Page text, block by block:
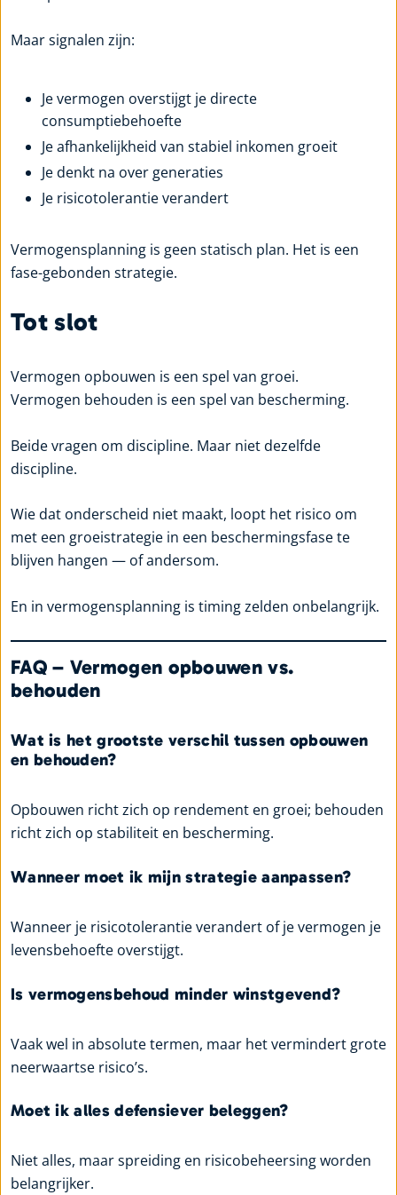
Maar signalen zijn:
Je vermogen overstijgt je directe
consumptiebehoefte
Je afhankelijkheid van stabiel inkomen groeit
Je denkt na over generaties
Je risicotolerantie verandert
Vermogensplanning is geen statisch plan. Het is een
fase-gebonden strategie.
Tot slot
Vermogen opbouwen is een spel van groei.
Vermogen behouden is een spel van bescherming.
Beide vragen om discipline. Maar niet dezelfde
discipline.
Wie dat onderscheid niet maakt, loopt het risico om
met een groeistrategie in een beschermingsfase te
blijven hangen — of andersom.
En in vermogensplanning is timing zelden onbelangrijk.
FAQ – Vermogen opbouwen vs.
behouden
Wat is het grootste verschil tussen opbouwen
en behouden?
Opbouwen richt zich op rendement en groei; behouden
richt zich op stabiliteit en bescherming.
Wanneer moet ik mijn strategie aanpassen?
Wanneer je risicotolerantie verandert of je vermogen je
levensbehoefte overstijgt.
Is vermogensbehoud minder winstgevend?
Vaak wel in absolute termen, maar het vermindert grote
neerwaartse risico’s.
Moet ik alles defensiever beleggen?
Niet alles, maar spreiding en risicobeheersing worden
belangrijker.